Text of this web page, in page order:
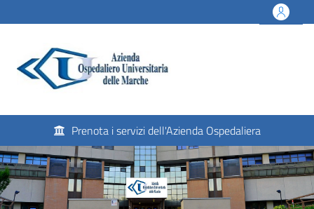
Prenota i servizi dell'Azienda Ospedaliera